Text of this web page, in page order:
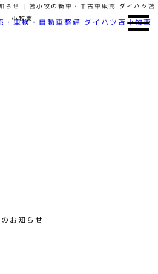
らせ | 苫小牧の新車・中古車販売 ダイハツ苫
小牧東
お知らせ